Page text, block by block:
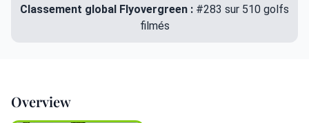
Classement global Flyovergreen : #283 sur 510 golfs
filmés
Overview